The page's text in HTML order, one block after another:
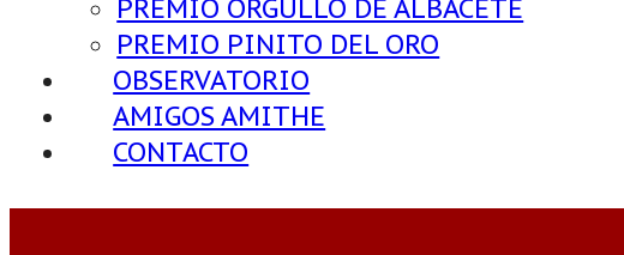
PREMIO ORGULLO DE ALBACETE
PREMIO PINITO DEL ORO
OBSERVATORIO
AMIGOS AMITHE
CONTACTO